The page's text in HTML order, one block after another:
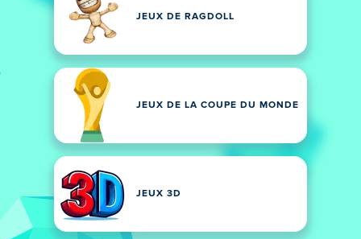
JEUX DE RAGDOLL
JEUX DE LA COUPE DU MONDE
JEUX 3D